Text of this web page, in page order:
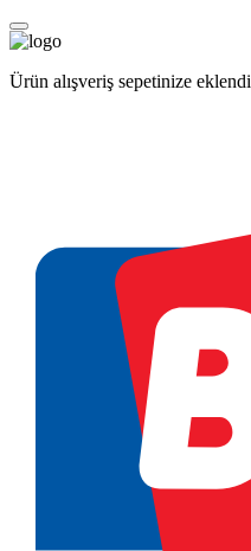
Ürün alışveriş sepetinize eklendi